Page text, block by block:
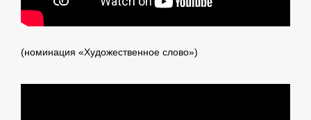
(номинация «Художественное слово»)